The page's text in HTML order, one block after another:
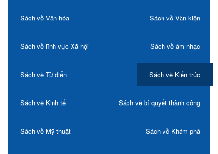
Sách về Văn hóa Sách về Văn kiện
Sách về lĩnh vực Xã hội Sách về âm nhạc
Sách về Từ điển Sách về Kiến trúc
Sách về Kinh tế Sách về bí quyết thành công
Sách về Mỹ thuật Sách về Khám phá